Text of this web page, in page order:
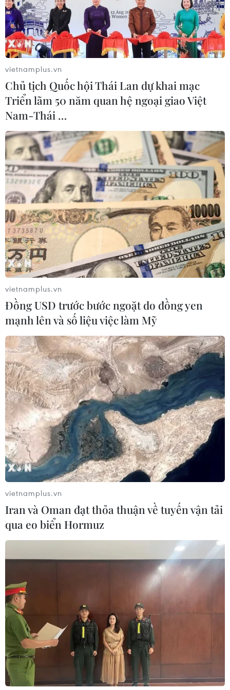
(TTXVN/Vietnam+)
#Huế #việc làm
#doanh nghiệp
#xuất khẩu lao động
#đào tạo nghề
#phát triển kinh tế
Theo dõi VietnamPlus
TIN LIÊN QUAN
Trí tuệ nhân tạo đang làm thay đổi sâu sắc
04/06/2026 02:14
Các bộ phận công nghệ thông tin, marketing và tài
chính có tỷ lệ sử dụng trí tuệ nhân tạo cao nhất, trong
khi các bộ phận bán hàng và vận hành vẫn chậm hơn
trong quá trình chuyển đổi.
vietnamplus.vn
Chủ tịch Quốc hội Thái Lan dự khai mạc
Triển lãm 50 năm quan hệ ngoại giao Việt
Nam-Thái …
vietnamplus.vn
Đồng USD trước bước ngoặt do đồng yen
mạnh lên và số liệu việc làm Mỹ
vietnamplus.vn
Iran và Oman đạt thỏa thuận về tuyến vận tải
qua eo biển Hormuz